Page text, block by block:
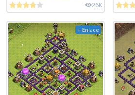
26K
+ Enlace